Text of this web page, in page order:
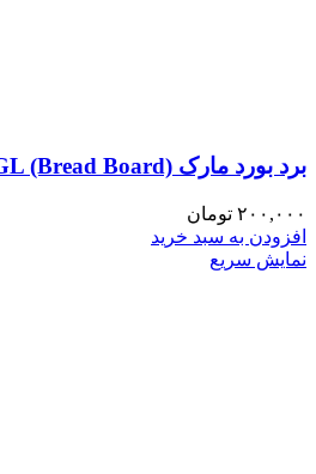
برد بورد مارک GL (Bread Board)
۲۰۰,۰۰۰ تومان
افزودن به سبد خرید
نمایش سریع